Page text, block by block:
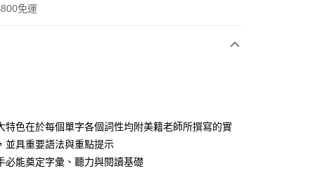
免運
款
特色在於每個單字各個詞性均附美籍老師所撰寫的實
並具重要語法與重點提示
必能奠定字彙、聽力與閱讀基礎